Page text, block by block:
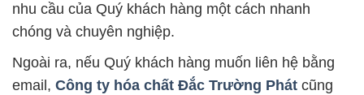
nhu cầu của Quý khách hàng một cách nhanh
chóng và chuyên nghiệp.
Ngoài ra, nếu Quý khách hàng muốn liên hệ bằng
email, Công ty hóa chất Đắc Trường Phát cũng